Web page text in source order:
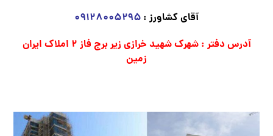
آقای کشاورز : ۰۹۱۲۸۰۰۵۲۹۵
آدرس دفتر : شهرک شهید خرازی زیر برج فاز ۲ املاک ایران
زمین